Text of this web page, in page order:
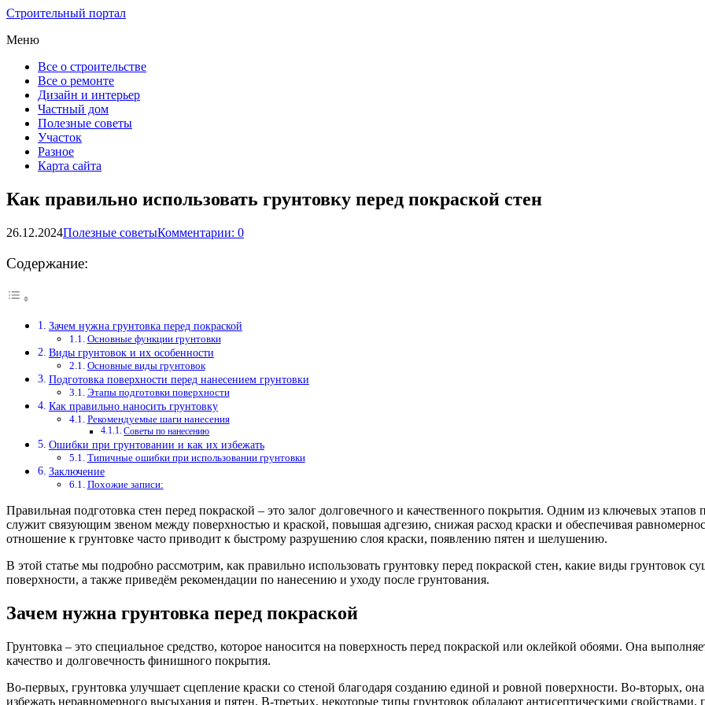
Строительный портал
Меню
Все о строительстве
Все о ремонте
Дизайн и интерьер
Частный дом
Полезные советы
Участок
Разное
Карта сайта
Как правильно использовать грунтовку перед покраской стен
26.12.2024Полезные советыКомментарии: 0
Содержание:
Зачем нужна грунтовка перед покраской
Основные функции грунтовки
Виды грунтовок и их особенности
Основные виды грунтовок
Подготовка поверхности перед нанесением грунтовки
Этапы подготовки поверхности
Как правильно наносить грунтовку
Рекомендуемые шаги нанесения
Советы по нанесению
Ошибки при грунтовании и как их избежать
Типичные ошибки при использовании грунтовки
Заключение
Похожие записи:
Правильная подготовка стен перед покраской – это залог долговечного и качественного покрытия. Одним из ключевых этапов
служит связующим звеном между поверхностью и краской, повышая адгезию, снижая расход краски и обеспечивая
отношение к грунтовке часто приводит к быстрому разрушению слоя краски, появлению пятен и шелушению.
В этой статье мы подробно рассмотрим, как правильно использовать грунтовку перед покраской стен, какие виды грунтовок
поверхности, а также приведём рекомендации по нанесению и уходу после грунтования.
Зачем нужна грунтовка перед покраской
Грунтовка – это специальное средство, которое наносится на поверхность перед покраской или оклейкой обоями. Она
качество и долговечность финишного покрытия.
Во-первых, грунтовка улучшает сцепление краски со стеной благодаря созданию единой и ровной поверхности. Во-вторых,
избежать неравномерного высыхания и пятен. В-третьих, некоторые типы грунтовок обладают антисептическими свойствами,